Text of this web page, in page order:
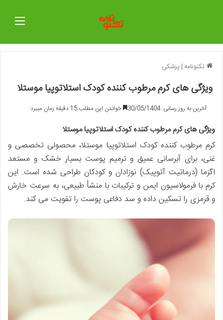
تکنونامه | پزشکی
ویژگی های کرم مرطوب کننده کودک استلاتوپیا موستلا
آخرین به روز رسانی: 30/05/1404 خواندن این مطلب 15 دقیقه زمان میبرد
ویژگی های کرم مرطوب کننده کودک استلاتوپیا موستلا
کرم مرطوب کننده کودک استلاتوپیا موستلا، محصولی تخصصی و
غنی، برای آبرسانی عمیق و ترمیم پوست بسیار خشک و مستعد
اگزما (درماتیت آتوپیک) نوزادان و کودکان طراحی شده است. این
کرم با فرمولاسیون ایمن و ترکیبات با منشأ طبیعی، به سرعت خارش
و قرمزی را تسکین داده و سد دفاعی پوست را تقویت می کند.